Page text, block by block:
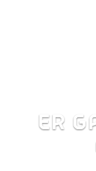
ER